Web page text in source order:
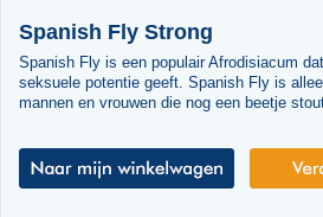
Spanish Fly Strong
Spanish Fly is een populair Afrodisiacum
seksuele potentie geeft. Spanish Fly is
mannen en vrouwen die nog een beetje